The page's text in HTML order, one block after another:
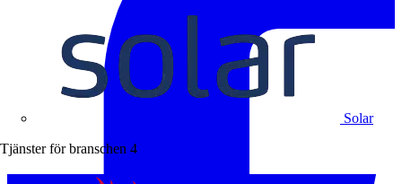
Solar
Tjänster för branschen 4